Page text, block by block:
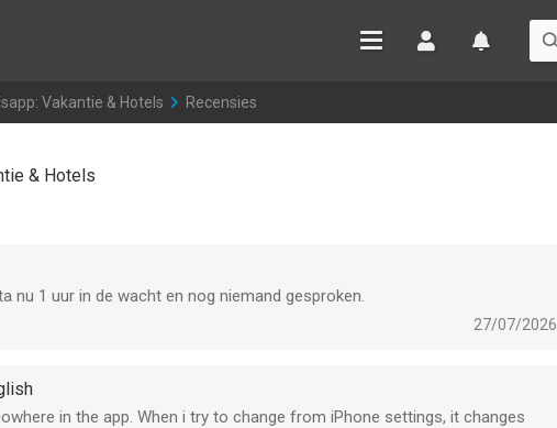
Vakantie & Hotels >
Recensies
& Hotels
nu 1 uur in de wacht en nog niemand gesproken.
27/07/2026
in the app. When i try to change from iPhone settings, it changes